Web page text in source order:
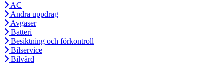
AC
Andra uppdrag
Avgaser
Batteri
Besiktning och förkontroll
Bilservice
Bilvård